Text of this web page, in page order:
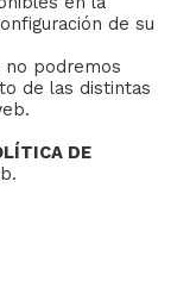
de su
no podremos
de las distintas
DE